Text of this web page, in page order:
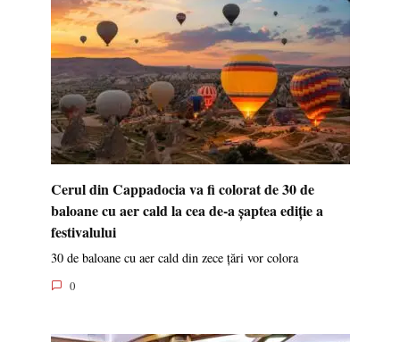
Cerul din Cappadocia va fi colorat de 30 de
baloane cu aer cald la cea de-a șaptea ediție a
festivalului
30 de baloane cu aer cald din zece țări vor colora
0